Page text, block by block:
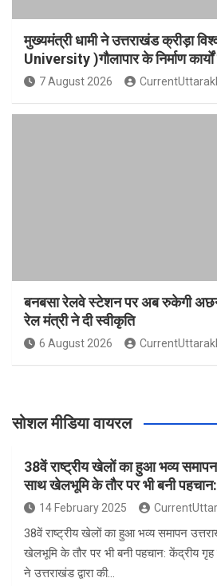
मुख्यमंत्री धामी ने उत्तराखंड क्रीड़ा
University )गौलापार के निर्माण कार्यों
7 August 2026
बनबसा रेलवे स्टेशन पर अब रुकेगी
रेल मंत्री ने दी स्वीकृति
6 August 2026
सोशल मीडिया वायरल
38वें राष्ट्रीय खेलों का हुआ भव्य
साथ खेलभूमि के तौर पर भी बनी
14 February 2025
38वें राष्ट्रीय खेलों का हुआ भव्य समापन
खेलभूमि के तौर पर भी बनी पहचान: केंद्रीय गृह
ने उत्तराखंड द्वारा की…